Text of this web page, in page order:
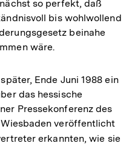
so perfekt, daß
bis wohlwollend
beinahe
wäre.
Ende Juni 1988 ein
das hessische
Pressekonferenz des
veröffentlicht
erkannten, wie sie